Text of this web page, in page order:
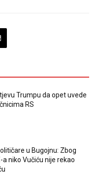
Trumpu da opet uvede
RS
u Bugojnu: Zbog
a niko Vučiću nije rekao